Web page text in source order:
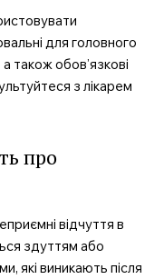
для головного
також обов’язкові
з лікарем
про
відчуття в
здуттям або
які виникають після